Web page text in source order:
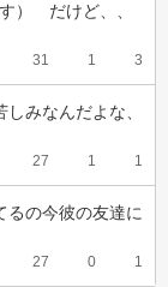
）　だけど、、
31 1 3
みなんだよな、
27 1 1
るの今彼の友達に
27 0 1